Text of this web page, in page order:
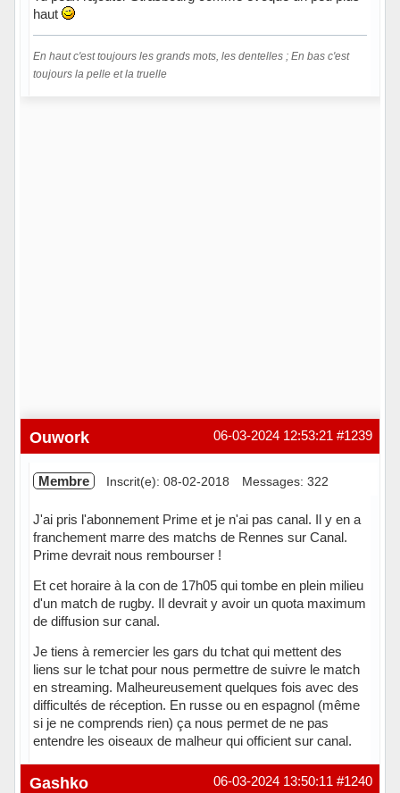
haut
En haut c'est toujours les grands mots, les dentelles ; En bas c'est
toujours la pelle et la truelle
#1239
06-03-2024 12:53:21
Ouwork
Membre Inscrit(e): 08-02-2018 Messages: 322
J'ai pris l'abonnement Prime et je n'ai pas canal. Il y en a
franchement marre des matchs de Rennes sur Canal.
Prime devrait nous rembourser !
Et cet horaire à la con de 17h05 qui tombe en plein milieu
d'un match de rugby. Il devrait y avoir un quota maximum
de diffusion sur canal.
Je tiens à remercier les gars du tchat qui mettent des
liens sur le tchat pour nous permettre de suivre le match
en streaming. Malheureusement quelques fois avec des
difficultés de réception. En russe ou en espagnol (même
si je ne comprends rien) ça nous permet de ne pas
entendre les oiseaux de malheur qui officient sur canal.
Hors ligne #1240
06-03-2024 13:50:11
Gashko